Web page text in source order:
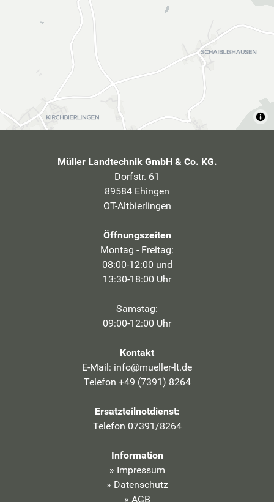
Müller Landtechnik GmbH & Co. KG.
Dorfstr. 61
89584 Ehingen
OT-Altbierlingen
Öffnungszeiten
Montag - Freitag:
08:00-12:00 und
13:30-18:00 Uhr
Samstag:
09:00-12:00 Uhr
Kontakt
E-Mail: info@mueller-lt.de
Telefon +49 (7391) 8264
Ersatzteilnotdienst:
Telefon 07391/8264
Information
» Impressum
» Datenschutz
» AGB